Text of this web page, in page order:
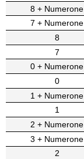
8 + Numerone
7 + Numerone
8
7
0 + Numerone
0
1 + Numerone
1
2 + Numerone
3 + Numerone
2